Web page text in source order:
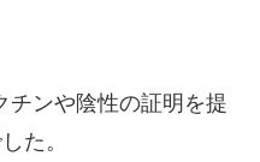
チンや陰性の証明を提
た。